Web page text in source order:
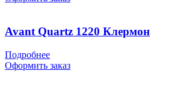
Avant Quartz 1220 Клермон
Подробнее
Оформить заказ